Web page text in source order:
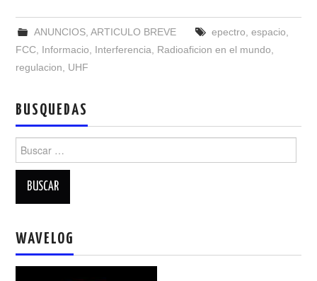
RADIOAFICIONADOS EN MEXICO
PROPAGACIÓN
SALÓN DE LA FAMA DEL CRECJ
SOLICITUD DE INGRESO
SOTA Y POTA
ANUNCIOS, ARTICULO BREVE epectro, espacio,
FCC, Informacio, Interferencia, Radioaficion en el mundo,
regulacion, UHF
BUSQUEDAS
Buscar:
WAVELOG